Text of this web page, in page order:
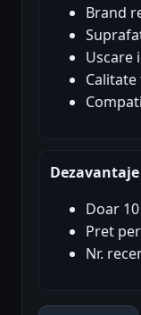
Brand
Uscare
Dezavantaje
Doar
Pret
Nr.